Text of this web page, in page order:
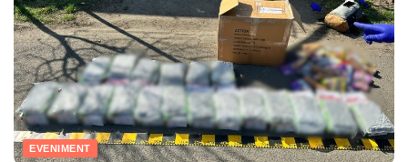
EVENIMENT